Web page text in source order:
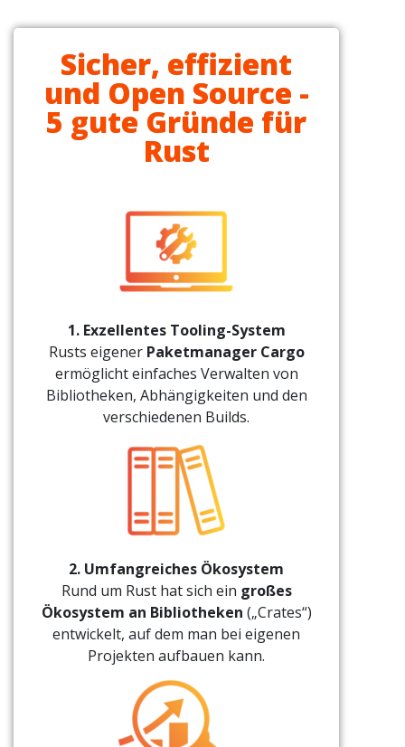
Sicher, effizient
und Open Source -
5 gute Gründe für
Rust
1. Exzellentes Tooling-System
Rusts eigener Paketmanager Cargo
ermöglicht einfaches Verwalten von
Bibliotheken, Abhängigkeiten und den
verschiedenen Builds.
2. Umfangreiches Ökosystem
Rund um Rust hat sich ein großes
Ökosystem an Bibliotheken („Crates“)
entwickelt, auf dem man bei eigenen
Projekten aufbauen kann.